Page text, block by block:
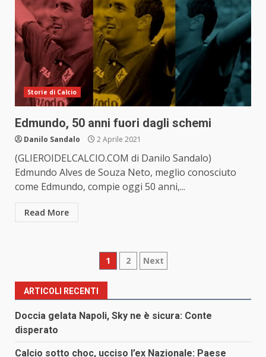
Storie di Calcio
Edmundo, 50 anni fuori dagli schemi
Danilo Sandalo 2 Aprile 2021
(GLIEROIDELCALCIO.COM di Danilo Sandalo)
Edmundo Alves de Souza Neto, meglio conosciuto
come Edmundo, compie oggi 50 anni,...
Read More
Paginazione
degli
articoli
1 2 Next
ARTICOLI RECENTI
Doccia gelata Napoli, Sky ne è sicura: Conte
disperato
Calcio sotto choc, ucciso l’ex Nazionale: Paese